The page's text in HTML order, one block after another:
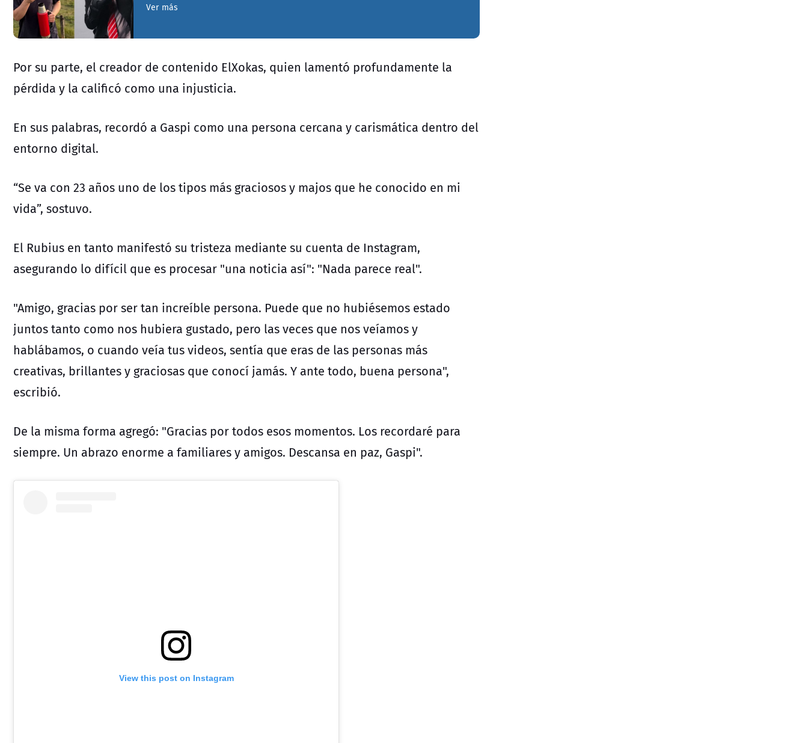
Ver más
Por su parte, el creador de contenido ElXokas, quien lamentó profundamente la
pérdida y la calificó como una injusticia.
En sus palabras, recordó a Gaspi como una persona cercana y carismática dentro del
entorno digital.
“Se va con 23 años uno de los tipos más graciosos y majos que he conocido en mi
vida”, sostuvo.
El Rubius en tanto manifestó su tristeza mediante su cuenta de Instagram,
asegurando lo difícil que es procesar "una noticia así": "Nada parece real".
"Amigo, gracias por ser tan increíble persona. Puede que no hubiésemos estado
juntos tanto como nos hubiera gustado, pero las veces que nos veíamos y
hablábamos, o cuando veía tus videos, sentía que eras de las personas más
creativas, brillantes y graciosas que conocí jamás. Y ante todo, buena persona",
escribió.
De la misma forma agregó: "Gracias por todos esos momentos. Los recordaré para
siempre. Un abrazo enorme a familiares y amigos. Descansa en paz, Gaspi".
View this post on Instagram